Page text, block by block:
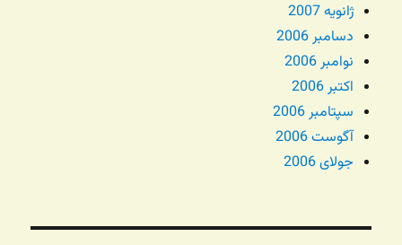
ژانویه 2007
دسامبر 2006
نوامبر 2006
اکتبر 2006
سپتامبر 2006
آگوست 2006
جولای 2006